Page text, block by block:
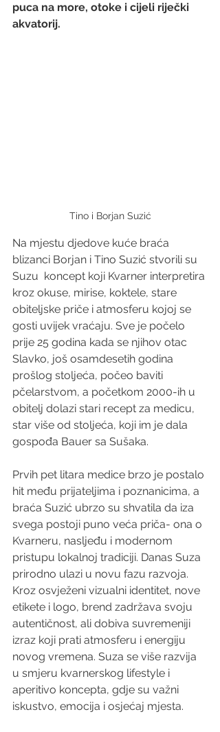
puca na more, otoke i cijeli riječki
akvatorij.
Tino i Borjan Suzić
Na mjestu djedove kuće braća
blizanci Borjan i Tino Suzić stvorili su
Suzu  koncept koji Kvarner interpretira
kroz okuse, mirise, koktele, stare
obiteljske priče i atmosferu kojoj se
gosti uvijek vraćaju. Sve je počelo
prije 25 godina kada se njihov otac
Slavko, još osamdesetih godina
prošlog stoljeća, počeo baviti
pčelarstvom, a početkom 2000-ih u
obitelj dolazi stari recept za medicu,
star više od stoljeća, koji im je dala
gospođa Bauer sa Sušaka.
Prvih pet litara medice brzo je postalo
hit među prijateljima i poznanicima, a
braća Suzić ubrzo su shvatila da iza
svega postoji puno veća priča- ona o
Kvarneru, nasljeđu i modernom
pristupu lokalnoj tradiciji. Danas Suza
prirodno ulazi u novu fazu razvoja.
Kroz osvježeni vizualni identitet, nove
etikete i logo, brend zadržava svoju
autentičnost, ali dobiva suvremeniji
izraz koji prati atmosferu i energiju
novog vremena. Suza se više razvija
u smjeru kvarnerskog lifestyle i
aperitivo koncepta, gdje su važni
iskustvo, emocija i osjećaj mjesta.